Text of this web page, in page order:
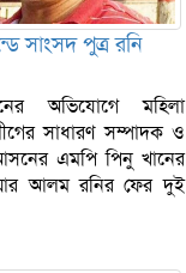
সাংসদ পুত্র রনি
অভিযোগে মহিলা
সাধারণ সম্পাদক ও
এমপি পিনু খানের
আলম রনির ফের দুই